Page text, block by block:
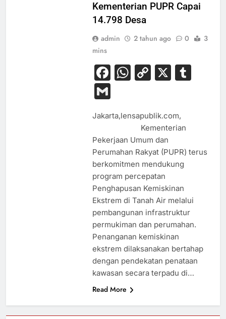
Kementerian PUPR Capai
14.798 Desa
admin 2 tahun ago 0
3
mins
Facebook
WhatsApp
Copy
X
Gmail
Jakarta,lensapublik.com,
Kementerian
Pekerjaan Umum dan
Perumahan Rakyat (PUPR) terus
berkomitmen mendukung
program percepatan
Penghapusan Kemiskinan
Ekstrem di Tanah Air melalui
pembangunan infrastruktur
permukiman dan perumahan.
Penanganan kemiskinan
ekstrem dilaksanakan bertahap
dengan pendekatan penataan
kawasan secara terpadu di…
Read More